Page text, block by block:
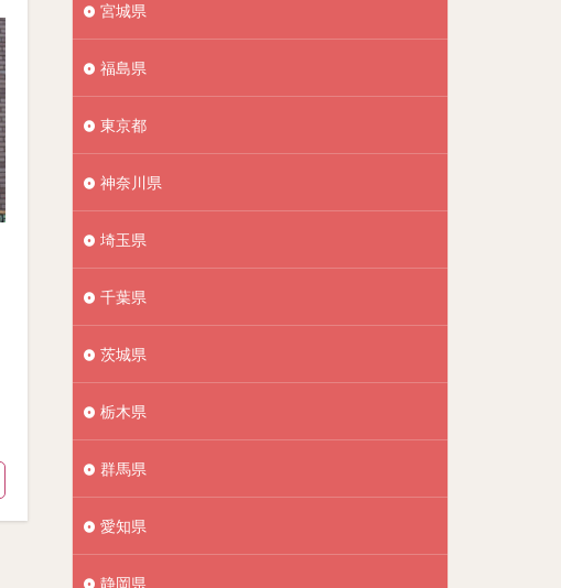
宮城県
福島県
東京都
神奈川県
埼玉県
千葉県
茨城県
栃木県
群馬県
愛知県
静岡県